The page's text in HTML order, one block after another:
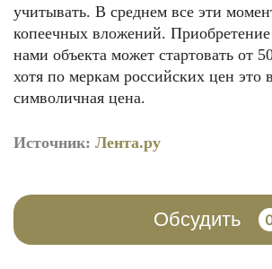
учитывать. В среднем все эти
копеечных вложений.
нами объекта может стартовать от
хотя по меркам российских цен это
символичная цена.
Источник: Лента.ру
Обсудить